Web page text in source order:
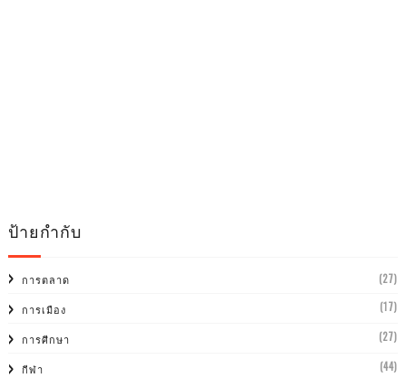
ป้ายกำกับ
การตลาด (27)
การเมือง (17)
การศีกษา (27)
กีฬา (44)